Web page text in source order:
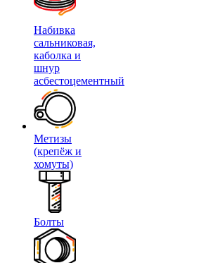
Набивка
сальниковая,
каболка и
шнур
асбестоцементный
Метизы
(крепёж и
хомуты)
Болты